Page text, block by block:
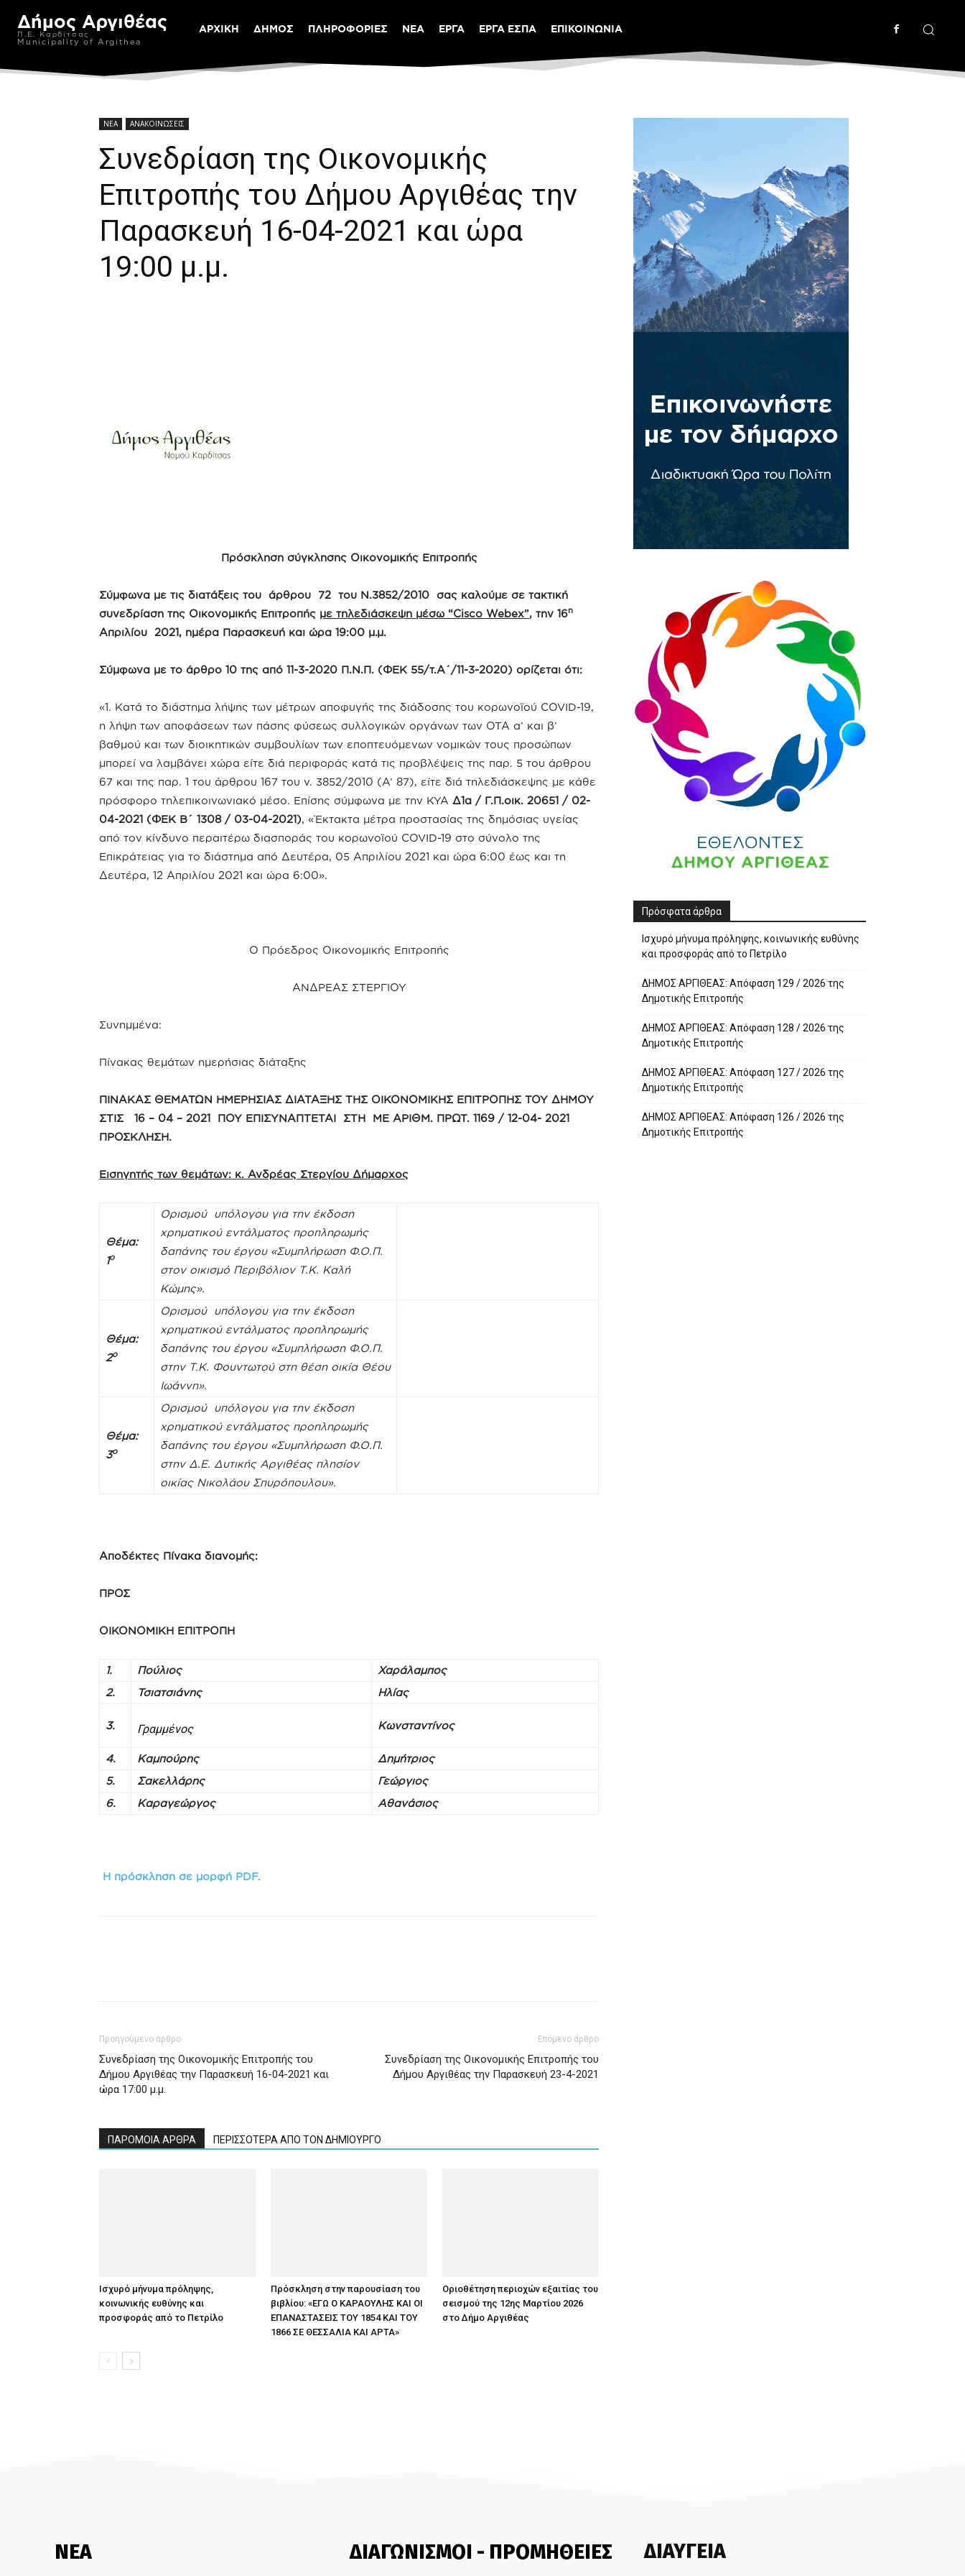
Δήμος Αργιθέας
Π.Ε. Καρδίτσας
Municipality of Argithea
ΑΡΧΙΚΗ ΔΗΜΟΣ ΠΛΗΡΟΦΟΡΙΕΣ ΝΕΑ ΕΡΓΑ ΕΡΓΑ ΕΣΠΑ ΕΠΙΚΟΙΝΩΝΙΑ
ΝΕΑ ΑΝΑΚΟΙΝΩΣΕΙΣ
Συνεδρίαση της Οικονομικής
Επιτροπής του Δήμου Αργιθέας την
Παρασκευή 16-04-2021 και ώρα
19:00 μ.μ.
Πρόσκληση σύγκλησης Οικονομικής Επιτροπής
Σύμφωνα με τις διατάξεις του άρθρου 72 του Ν.3852/2010 σας καλούμε σε τακτική
συνεδρίαση της Οικονομικής Επιτροπής με τηλεδιάσκεψη μέσω “Cisco Webex”, την 16η
Απριλίου 2021, ημέρα Παρασκευή και ώρα 19:00 μ.μ.
Σύμφωνα με το άρθρο 10 της από 11-3-2020 Π.Ν.Π. (ΦΕΚ 55/τ.Α΄/11-3-2020) ορίζεται ότι:
«1. Κατά το διάστημα λήψης των μέτρων αποφυγής της διάδοσης του κορωνοϊού COVID-19,
η λήψη των αποφάσεων των πάσης φύσεως συλλογικών οργάνων των ΟΤΑ α’ και β’
βαθμού και των διοικητικών συμβουλίων των εποπτευόμενων νομικών τους προσώπων
μπορεί να λαμβάνει χώρα είτε διά περιφοράς κατά τις προβλέψεις της παρ. 5 του άρθρου
67 και της παρ. 1 του άρθρου 167 του ν. 3852/2010 (Α’ 87), είτε διά τηλεδιάσκεψης με κάθε
πρόσφορο τηλεπικοινωνιακό μέσο. Επίσης σύμφωνα με την ΚΥΑ Δ1α / Γ.Π.οικ. 20651 / 02-
04-2021 (ΦΕΚ Β΄ 1308 / 03-04-2021), «Έκτακτα μέτρα προστασίας της δημόσιας υγείας
από τον κίνδυνο περαιτέρω διασποράς του κορωνοϊού COVID-19 στο σύνολο της
Επικράτειας για το διάστημα από Δευτέρα, 05 Απριλίου 2021 και ώρα 6:00 έως και τη
Δευτέρα, 12 Απριλίου 2021 και ώρα 6:00».
Ο Πρόεδρος Οικονομικής Επιτροπής
ΑΝΔΡΕΑΣ ΣΤΕΡΓΙΟΥ
Συνημμένα:
Πίνακας θεμάτων ημερήσιας διάταξης
ΠΙΝΑΚΑΣ ΘΕΜΑΤΩΝ ΗΜΕΡΗΣΙΑΣ ΔΙΑΤΑΞΗΣ ΤΗΣ ΟΙΚΟΝΟΜΙΚΗΣ ΕΠΙΤΡΟΠΗΣ ΤΟΥ ΔΗΜΟΥ
ΣΤΙΣ 16 – 04 – 2021 ΠΟΥ ΕΠΙΣΥΝΑΠΤΕΤΑΙ ΣΤΗ ΜΕ ΑΡΙΘΜ. ΠΡΩΤ. 1169 / 12-04- 2021
ΠΡΟΣΚΛΗΣΗ.
Εισηγητής των θεμάτων: κ. Ανδρέας Στεργίου Δήμαρχος
Θέμα:
1ο
Ορισμού υπόλογου για την έκδοση
χρηματικού εντάλματος προπληρωμής
δαπάνης του έργου «Συμπλήρωση Φ.Ο.Π.
στον οικισμό Περιβόλιον Τ.Κ. Καλή
Κώμης».
Θέμα:
2ο
Ορισμού υπόλογου για την έκδοση
χρηματικού εντάλματος προπληρωμής
δαπάνης του έργου «Συμπλήρωση Φ.Ο.Π.
στην Τ.Κ. Φουντωτού στη θέση οικία Θέου
Ιωάννη».
Θέμα:
3ο
Ορισμού υπόλογου για την έκδοση
χρηματικού εντάλματος προπληρωμής
δαπάνης του έργου «Συμπλήρωση Φ.Ο.Π.
στην Δ.Ε. Δυτικής Αργιθέας πλησίον
οικίας Νικολάου Σπυρόπουλου».
Αποδέκτες Πίνακα διανομής:
ΠΡΟΣ
ΟΙΚΟΝΟΜΙΚΗ ΕΠΙΤΡΟΠΗ
1. Πούλιος
Χαράλαμπος
2.
Τσιατσιάνης Ηλίας
3. Γραμμένος Κωνσταντίνος
4. Καμπούρης
Δημήτριος
5.
Σακελλάρης
Γεώργιος
6.
Καραγεώργος Αθανάσιος
Η πρόσκληση σε μορφή PDF.
Προηγούμενο άρθρο
Συνεδρίαση της Οικονομικής Επιτροπής του
Δήμου Αργιθέας την Παρασκευή 16-04-2021 και
ώρα 17:00 μ.μ.
Επόμενο άρθρο
Συνεδρίαση της Οικονομικής Επιτροπής του
Δήμου Αργιθέας την Παρασκευή 23-4-2021
ΠΑΡΟΜΟΙΑ ΑΡΘΡΑ ΠΕΡΙΣΣΟΤΕΡΑ ΑΠΟ ΤΟΝ ΔΗΜΙΟΥΡΓΟ
Ισχυρό μήνυμα πρόληψης,
κοινωνικής ευθύνης και
προσφοράς από το Πετρίλο
Πρόσκληση στην παρουσίαση του
βιβλίου: «ΕΓΩ Ο ΚΑΡΑΟΥΛΗΣ ΚΑΙ ΟΙ
ΕΠΑΝΑΣΤΑΣΕΙΣ ΤΟΥ 1854 ΚΑΙ ΤΟΥ
1866 ΣΕ ΘΕΣΣΑΛΙΑ ΚΑΙ ΑΡΤΑ»
Οριοθέτηση περιοχών εξαιτίας του
σεισμού της 12ης Μαρτίου 2026
στο Δήμο Αργιθέας
Πρόσφατα άρθρα
Ισχυρό μήνυμα πρόληψης, κοινωνικής ευθύνης
και προσφοράς από το Πετρίλο
ΔΗΜΟΣ ΑΡΓΙΘΕΑΣ: Απόφαση 129 / 2026 της
Δημοτικής Επιτροπής
ΔΗΜΟΣ ΑΡΓΙΘΕΑΣ: Απόφαση 128 / 2026 της
Δημοτικής Επιτροπής
ΔΗΜΟΣ ΑΡΓΙΘΕΑΣ: Απόφαση 127 / 2026 της
Δημοτικής Επιτροπής
ΔΗΜΟΣ ΑΡΓΙΘΕΑΣ: Απόφαση 126 / 2026 της
Δημοτικής Επιτροπής
ΝΕΑ ΔΙΑΓΩΝΙΣΜΟΙ - ΠΡΟΜΗΘΕΙΕΣ ΔΙΑΥΓΕΙΑ